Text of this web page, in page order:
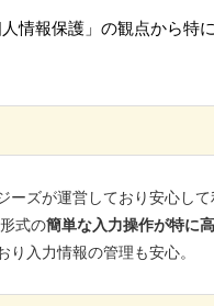
情報保護」の観点から特